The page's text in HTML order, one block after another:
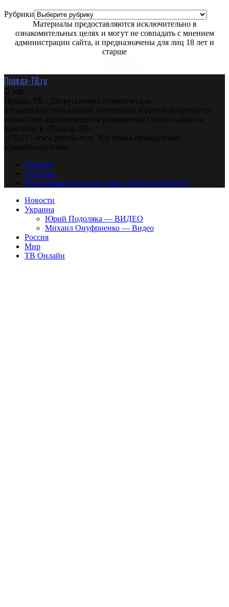
Рубрики
Материалы предоставляются исключительно в
ознакомительных целях и могут не совпадать с мнением
администрации сайта, и предназначены для лиц 18 лет и
старше
Правда-ТВ.ru
О нас
Правда-ТВ - Дискуссионно политическая
площадка.Использование материалов издания допускается
только при одновременном размещении гиперссылки на
оригинал в «Правда-ТВ»
@2023 - www.pravda-tv.ru. Все права принадлежат
правообладателям.
Главная
Авторам
Владельцам авторских прав. Ответственности.
Новости
Украина
Юрий Подоляка — ВИДЕО
Михаил Онуфриенко — Видео
Россия
Мир
ТВ Онлайн